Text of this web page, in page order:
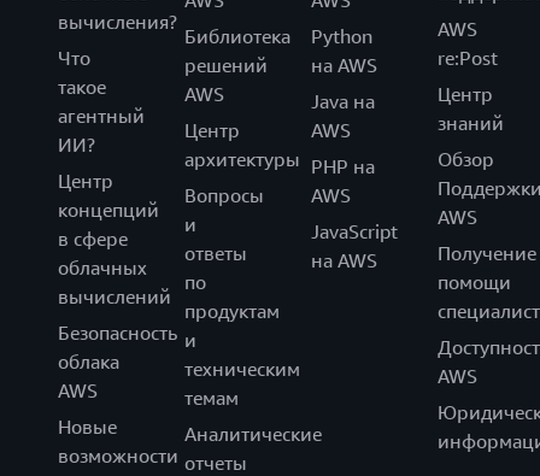
вычисления?
Что
такое
агентный
ИИ?
Центр
концепций
в сфере
облачных
вычислений
Безопасность
облака
AWS
Новые
возможности
Библиотека
решений
AWS
Центр
архитектуры
Вопросы
и
ответы
по
продуктам
и
техническим
темам
Аналитические
отчеты
Python
на AWS
Java на
AWS
PHP на
AWS
JavaScript
на AWS
AWS
re:Post
Центр
знаний
Обзор
AWS
Получение
помощи
AWS